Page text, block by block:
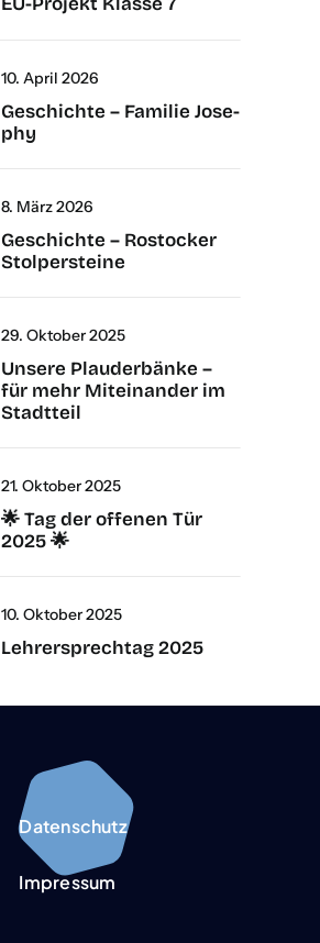
10. April 2026
Geschich­te – Fami­lie Jose­
phy
8. März 2026
Geschich­te – Ros­to­cker
Stol­per­stei­ne
29. Okto­ber 2025
Unse­re Plau­der­bän­ke –
für mehr Mit­ein­an­der im
Stadt­teil
21. Okto­ber 2025
🌟 Tag der offe­nen Tür
2025 🌟
10. Okto­ber 2025
Leh­rer­sprech­tag 2025
Daten­schutz
Impres­sum